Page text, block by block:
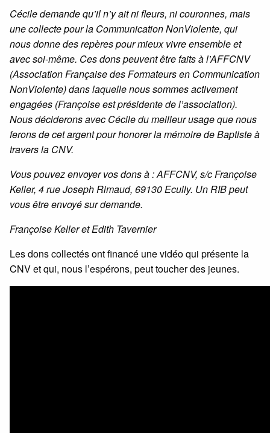
Cécile demande qu’il n’y ait ni fleurs, ni couronnes, mais
une collecte pour la Communication NonViolente, qui
nous donne des repères pour mieux vivre ensemble et
avec soi-même. Ces dons peuvent être faits à l’AFFCNV
(Association Française des Formateurs en Communication
NonViolente) dans laquelle nous sommes activement
engagées (Françoise est présidente de l’association).
Nous déciderons avec Cécile du meilleur usage que nous
ferons de cet argent pour honorer la mémoire de Baptiste à
travers la CNV.
Vous pouvez envoyer vos dons à : AFFCNV, s/c Françoise
Keller, 4 rue Joseph Rimaud, 69130 Ecully. Un RIB peut
vous être envoyé sur demande.
Françoise Keller et Edith Tavernier
Les dons collectés ont financé une vidéo qui présente la
CNV et qui, nous l’espérons, peut toucher des jeunes.